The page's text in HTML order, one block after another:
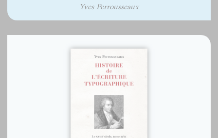
Yves Perrousseaux